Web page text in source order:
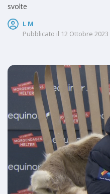
svolte
L M
Pubblicato il 12 Ottobre 2023